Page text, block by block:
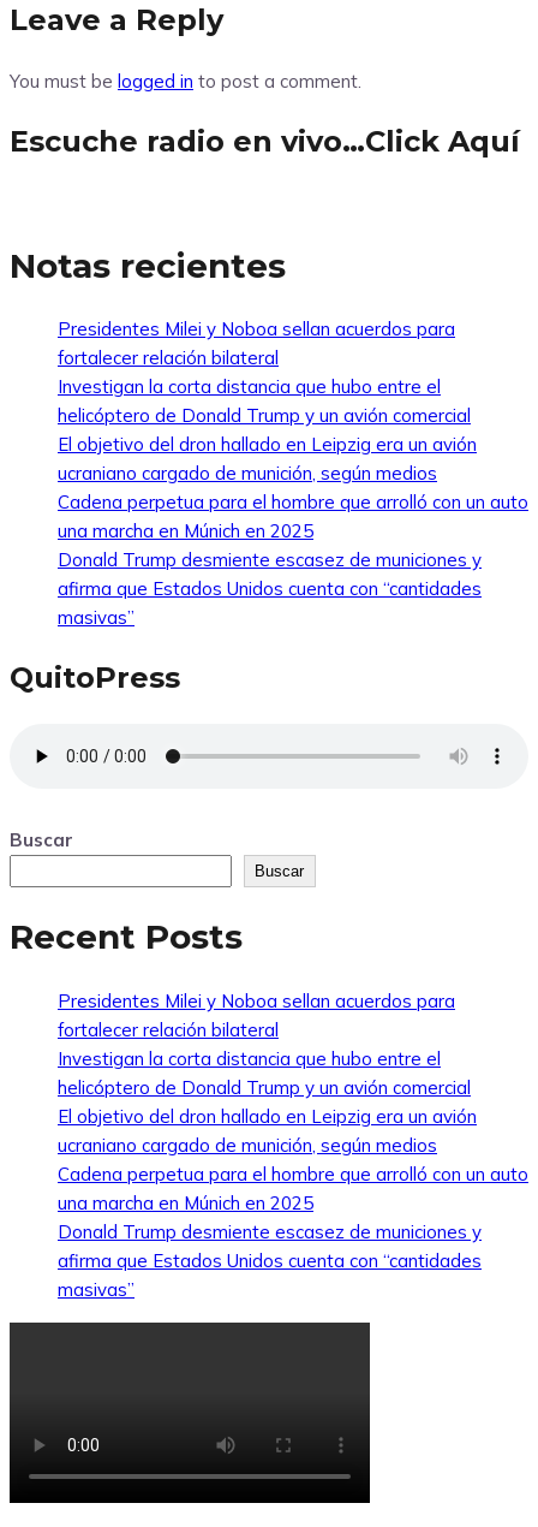
Leave a Reply
You must be logged in to post a comment.
Escuche radio en vivo…Click Aquí
Notas recientes
Presidentes Milei y Noboa sellan acuerdos para
fortalecer relación bilateral
Investigan la corta distancia que hubo entre el
helicóptero de Donald Trump y un avión comercial
El objetivo del dron hallado en Leipzig era un avión
ucraniano cargado de munición, según medios
Cadena perpetua para el hombre que arrolló con un auto
una marcha en Múnich en 2025
Donald Trump desmiente escasez de municiones y
afirma que Estados Unidos cuenta con “cantidades
masivas”
QuitoPress
Buscar
Buscar
Recent Posts
Presidentes Milei y Noboa sellan acuerdos para
fortalecer relación bilateral
Investigan la corta distancia que hubo entre el
helicóptero de Donald Trump y un avión comercial
El objetivo del dron hallado en Leipzig era un avión
ucraniano cargado de munición, según medios
Cadena perpetua para el hombre que arrolló con un auto
una marcha en Múnich en 2025
Donald Trump desmiente escasez de municiones y
afirma que Estados Unidos cuenta con “cantidades
masivas”